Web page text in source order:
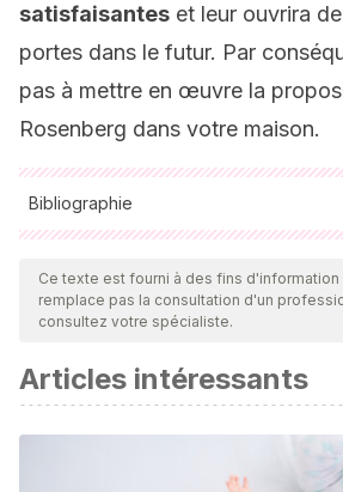
satisfaisantes et leur ouvrira
portes dans le futur. Par
pas à mettre en œuvre la
Rosenberg dans votre maison.
Bibliographie
Toutes les sources citées ont été
par notre équipe pour garantir leur
actualité et leur validité. La
ou scientifique
Rosenberg, M. B. (2002).Nonviolent
. Encinitas,
Ce texte est fourni à des fins d'information
remplace pas la consultation d'un
consultez votre spécialiste.
Articles intéressants